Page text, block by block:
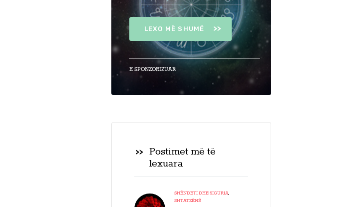
LEXO MË SHUMË
E SPONZORIZUAR
Postimet më të
lexuara
SHËNDETI DHE SIGURIA,
SHTATZËNË